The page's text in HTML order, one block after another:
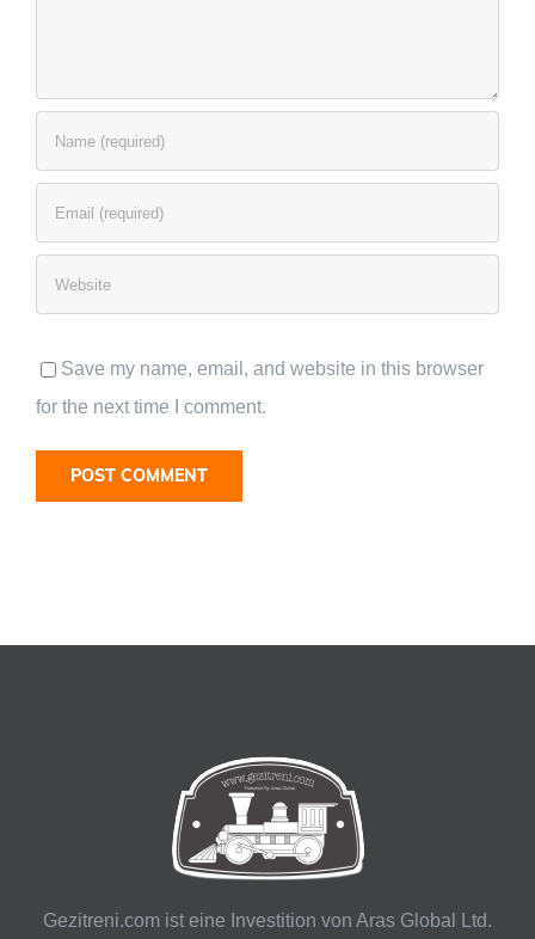
Save my name, email, and website in this browser
for the next time I comment.
Gezitreni.com ist eine Investition von Aras Global Ltd.